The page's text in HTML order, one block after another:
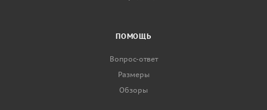
ПОМОЩЬ
Вопрос-ответ
Размеры
Обзоры